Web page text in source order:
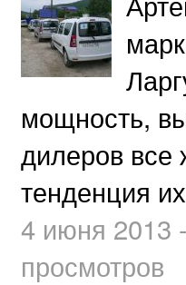
мощность,
дилеров все
тенденция
4 июня 2013 -
просмотров